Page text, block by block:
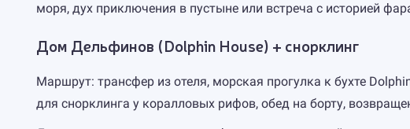
моря, дух приключения в пустыне или встреча с историей
Дом Дельфинов (Dolphin House) + снорклинг
Маршрут: трансфер из отеля, морская прогулка к бухте
для снорклинга у коралловых рифов, обед на борту,